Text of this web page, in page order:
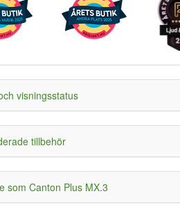
visningsstatus
tillbehör
som Canton Plus MX.3